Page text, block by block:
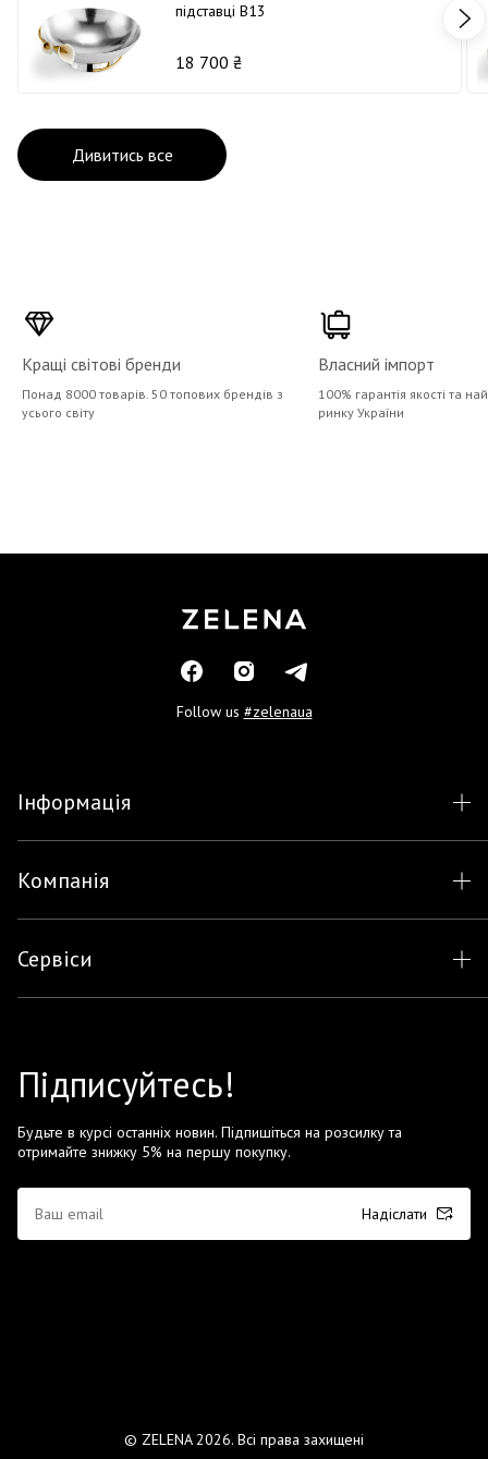
підставці В13
18 700 ₴
Дивитись все
Кращі світові бренди
Понад 8000 товарів. 50 топових брендів з
усього світу
Власний імпорт
100% гарантія якості та
ринку України
Follow us #zelenaua
Інформація
Компанія
Сервіси
Підписуйтесь!
Будьте в курсі останніх новин. Підпишіться на розсилку та
отримайте знижку 5% на першу покупку.
Надіслати
© ZELENA 2026. Всі права захищені